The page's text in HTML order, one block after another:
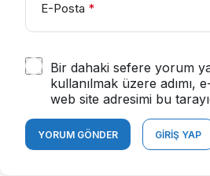
E-Posta *
Bir dahaki sefere yorum
kullanılmak üzere adımı,
web site adresimi bu
YORUM GÖNDER GIRIŞ YAP